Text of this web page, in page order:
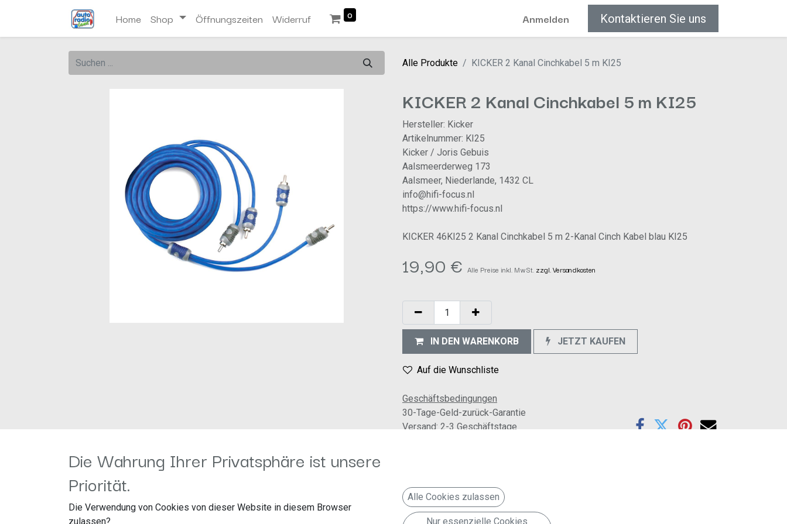
Home Shop Öffnungszeiten Widerruf 0 Anmelden Kontaktieren Sie uns
Alle Produkte KICKER 2 Kanal Cinchkabel 5 m KI25
KICKER 2 Kanal Cinchkabel 5 m KI25
Hersteller: Kicker
Artikelnummer: KI25
Kicker / Joris Gebuis
Aalsmeerderweg 173
Aalsmeer, Niederlande, 1432 CL
info@hifi-focus.nl
https://www.hifi-focus.nl
KICKER 46KI25 2 Kanal Cinchkabel 5 m 2-Kanal Cinch Kabel blau KI25
19,90 € Alle Preise inkl. MwSt. zzgl. Versandkosten
IN DEN WARENKORB JETZT KAUFEN
Auf die Wunschliste
Geschäftsbedingungen
30-Tage-Geld-zurück-Garantie
Versand: 2-3 Geschäftstage
KICKER 46KI25 2 Kanal Cinchkabel 5 m 2-Kanal Cinch Kabel blau KI25
Die Wahrung Ihrer Privatsphäre ist unsere
Priorität.
Die Verwendung von Cookies von dieser Website in diesem Browser
zulassen?
Alle Cookies zulassen
Nur essenzielle Cookies